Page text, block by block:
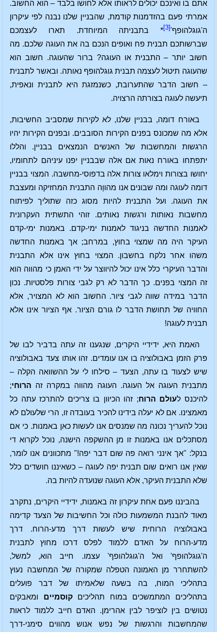
אתם בו ואינכם יכולים לראותו אלא לחושו בלבד – הוא החשוב.
אמרתי פעם בהזדמנות קודמת, שהבניין שלנו נבנה לפי עיקרון
ה'גוגלהופף'[3]
* בתבניתה המיוחדת. תארו לעצמכם
שברשותכם תבנית פח ואופים הנכם בה את העוגה שלכם. מה
חשוב יותר – התבנית או העוגה? ברור שהעוגה. חשוב הוא
שהעוגה תיטול לעצמה תבנית גוגלהופף נאותה. ובאשר לתבנית
– חשוב הדבר שהתערובת, כשנמזגת היא לתבנית ונאפית,
תיעשה לעוגה בצורתה הרצויה.
באורח דומה, בבניין שלנו, לא לקירות שמסביב החשיבות,
אלא מה שמכונס בפנים הקירות הסובבים. ובפנים הקירות יהיו
הרגשות והמחשבות של האנשים הנמצאים בבניין. והללו
יתפתחו באורח נאות אם אלה שבבניין יפנו עיניהם לתחומיו,
יחושו בצורות וימלאו צורות אלה בדפוסי-מחשבה. המצוי בבניין
דומה לעוגה ומה שבונים אנו מהווָה התבנית המחזיקה ומעצבת
את העוגה. ועל התבנית להיות מסוג כזה שתוליך לפיתוח
מחשבות נאותות ורגשות נאותים. זוהי התשתית העקרונית
לאמנות החדשה בניגוד לאמנות ימי-קדם. באמנות ימי-קדם
העיקר היה מה שמצוי בחוץ, במרחב; אך באמנות החדשה
משהו אחר נלקח בחשבון. המצוי בחוץ אינו אלא התבנית
והדבר העיקרי כלל אינו יכול להיווצר על ידי האמן כי מהווה הוא
זה המצוי בפנים. כך הדבר לא רק לגבי צורות פלסטיות. נכון
הדבר במידה שווה לגבי ציור. החשוב הוא לא המצויר, אלא
החוויה של תחושת הדבר לו גורם הציור. אף הציור אינו אלא
תבנית לעוגה!
האמת היא, ידידיי היקרים, שנגענו זה עתה בדביר לבו של
פרק הזמן באבולוציה בו אנו עומדים. זהו אותו צעד באבולוציה
שיש לצעוד בו עתה, הצעד – סילחו לי על ההשוואה הקלה –
מתבנית העוגה אל העוגה. העוגה מהווה במקרה זה הרוחי;
להיכנס לעולם הרוח; זהו הכיוון בו צריכים להתרכז עתה כל
מאמצינו. אם לא יעלה בידינו להכיר בעובדה זו, הרי שלעולם לא
נוכל להעריך נכונה מה שמנסים אנו לעשות כאן באמנות. כי אם
מסתכלים אנו באמנות זו מן ההשקפה הישנה, נוכל לקרוא די
בנקל: "אך אינני רואה פה שום דבר יפה!" מתכוונים אנו לומר,
שאין אנו רואים שום תבנית יפה לעוגה – כשאיננו חושדים כלל
שלא התבנית העיקר, אלא העוגה שנועדה להיות בה.
בהביננו פעם אחת עיקרון זה באמנות, ידידיי היקרים, נתקרב
מאוד להבנת המשמעות כולה וכל החשיבות של הצעד קדימה
באבולוציה הרוחית שיש לעשות דרך מדע-הרוח. דרך
מדע-הרוח על האדם ללמוד לפלס דרכו מחוץ לתבנית
ה'גוגלהופף' ואל ה'גוגלהופף' עצמו. חייב הוא, למשל,
להשתחרר מן האמונה הטפלה שמקורה של המחשבה נעוץ
בתהליכי המוח, בה בשעה שלאמיתו של דבר פועלים
בתהליכים המתמשכים במוח תהליכיםקוסמיים ומאבקים
נטושים בין לוציפר לבין אהרימן. האדם חייב ללמוד לראות
שהמחשבות והרגשות של נפש אנוש מהווים סימני-דרך